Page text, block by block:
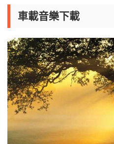
車載音樂下載